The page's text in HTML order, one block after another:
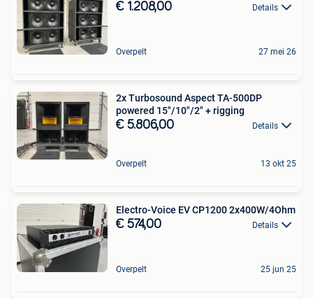
€ 1.208,00 Details
Overpelt 27 mei 26
2x Turbosound Aspect TA-500DP
powered 15"/10"/2" + rigging
€ 5.806,00 Details
Overpelt 13 okt 25
Electro-Voice EV CP1200 2x400W/4Ohm
€ 574,00 Details
Overpelt 25 jun 25